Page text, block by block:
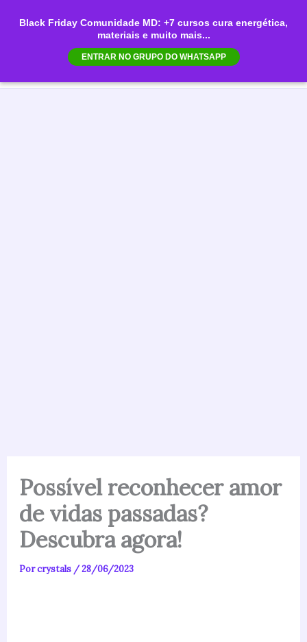
Black Friday Comunidade MD: +7 cursos cura energética,
materiais e muito mais...
ENTRAR NO GRUPO DO WHATSAPP
para
Possível reconhecer amor
de vidas passadas?
Descubra agora!
Porcrystals /28/06/2023